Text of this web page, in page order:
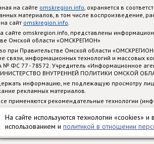
На сайте используются технологии «cookies» и
использованием и политикой в отношении
на сайте omskregion.info , охраняется в
материалов, в том числе воспроизведение,
сайт omskregion.info
сайте omskregion.info, представлены
Омской области «ОМСКРЕГИОН»
при Правительстве Омской области
связи, информационных технологий и массовых
№ ФС 77 - 78572. Учредитель «Информационное
ВНУТРЕННЕЙ ПОЛИТИКИ ОМСКОЙ
информацию, не подлежащую просмотру
рекламных материалов.
применяются рекомендательные технологии
на основе сбора, систематизации и анализа
находящихся на территории Российской